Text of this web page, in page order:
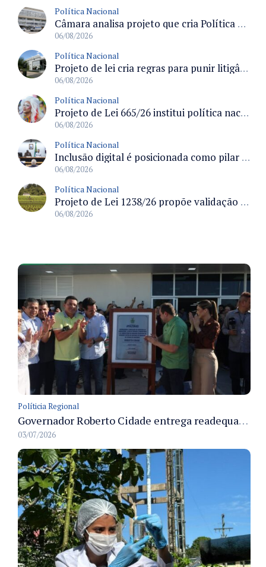
Política Nacional
Câmara analisa projeto que cria Política Nacional de Qualificação e Valorização da Preceptoria na Residência Médica
06/08/2026
Política Nacional
Projeto de lei cria regras para punir litigância abusiva reversa e integrar sistemas do Judiciário
06/08/2026
Política Nacional
Projeto de Lei 665/26 institui política nacional para prevenção ao transfeminicídio e prevê medidas de proteção e reparação
06/08/2026
Política Nacional
Inclusão digital é posicionada como pilar essencial da reurbanização de favelas e periferias
06/08/2026
Política Nacional
Projeto de Lei 1238/26 propõe validação automática do Cadastro Ambiental Rural para imóveis de até quatro módulos fiscais
06/08/2026
Políticia Regional
Governador Roberto Cidade entrega readequação do ambulatório da FCecon e amplia capacidade de atendimento oncológico em Manaus
03/07/2026